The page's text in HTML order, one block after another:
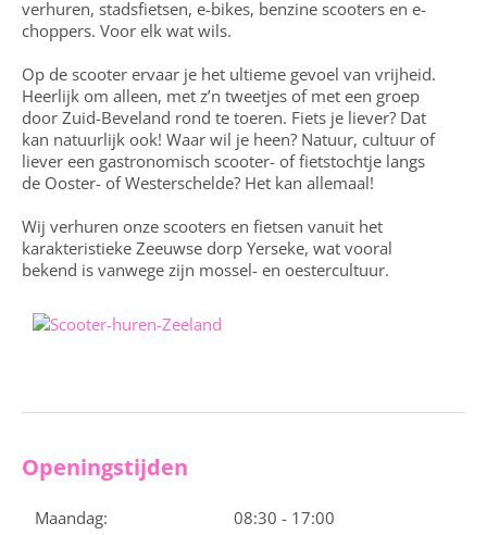
verhuren, stadsfietsen, e-bikes, benzine scooters en e-
choppers. Voor elk wat wils.
Op de scooter ervaar je het ultieme gevoel van vrijheid.
Heerlijk om alleen, met z’n tweetjes of met een groep
door Zuid-Beveland rond te toeren. Fiets je liever? Dat
kan natuurlijk ook! Waar wil je heen? Natuur, cultuur of
liever een gastronomisch scooter- of fietstochtje langs
de Ooster- of Westerschelde? Het kan allemaal!
Wij verhuren onze scooters en fietsen vanuit het
karakteristieke Zeeuwse dorp Yerseke, wat vooral
bekend is vanwege zijn mossel- en oestercultuur.
Openingstijden
Maandag: 08:30 - 17:00